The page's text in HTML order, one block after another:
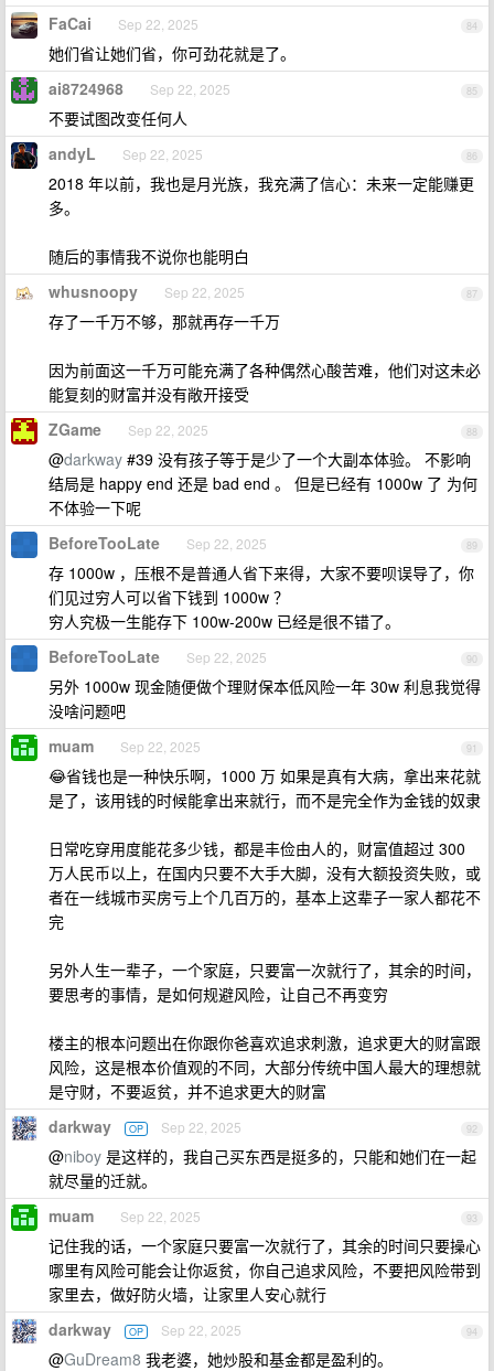
84
FaCai Sep 22, 2025
她们省让她们省，你可劲花就是了。
85
ai8724968 Sep 22, 2025
不要试图改变任何人
86
andyL Sep 22, 2025
2018 年以前，我也是月光族，我充满了信心：未来一定能赚更
多。
随后的事情我不说你也能明白
87
whusnoopy Sep 22, 2025
存了一千万不够，那就再存一千万
因为前面这一千万可能充满了各种偶然心酸苦难，他们对这未必
能复刻的财富并没有敞开接受
88
ZGame Sep 22, 2025
@darkway #39 没有孩子等于是少了一个大副本体验。 不影响
结局是 happy end 还是 bad end 。 但是已经有 1000w 了 为何
不体验一下呢
89
BeforeTooLate Sep 22, 2025
存 1000w ，压根不是普通人省下来得，大家不要呗误导了，你
们见过穷人可以省下钱到 1000w ？
穷人究极一生能存下 100w-200w 已经是很不错了。
90
BeforeTooLate Sep 22, 2025
另外 1000w 现金随便做个理财保本低风险一年 30w 利息我觉得
没啥问题吧
91
muam Sep 22, 2025
😂省钱也是一种快乐啊，1000 万 如果是真有大病，拿出来花就
是了，该用钱的时候能拿出来就行，而不是完全作为金钱的奴隶
日常吃穿用度能花多少钱，都是丰俭由人的，财富值超过 300
万人民币以上，在国内只要不大手大脚，没有大额投资失败，或
者在一线城市买房亏上个几百万的，基本上这辈子一家人都花不
完
另外人生一辈子，一个家庭，只要富一次就行了，其余的时间，
要思考的事情，是如何规避风险，让自己不再变穷
楼主的根本问题出在你跟你爸喜欢追求刺激，追求更大的财富跟
风险，这是根本价值观的不同，大部分传统中国人最大的理想就
是守财，不要返贫，并不追求更大的财富
92
darkway OP Sep 22, 2025
@niboy 是这样的，我自己买东西是挺多的，只能和她们在一起
就尽量的迁就。
93
muam Sep 22, 2025
记住我的话，一个家庭只要富一次就行了，其余的时间只要操心
哪里有风险可能会让你返贫，你自己追求风险，不要把风险带到
家里去，做好防火墙，让家里人安心就行
94
darkway OP Sep 22, 2025
@GuDream8 我老婆，她炒股和基金都是盈利的。